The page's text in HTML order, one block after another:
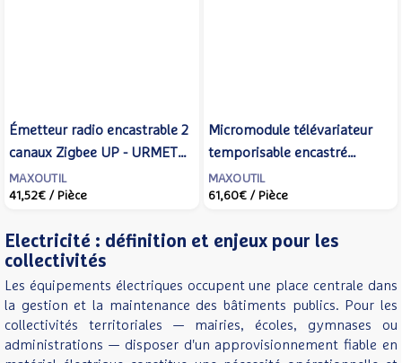
Émetteur radio encastrable 2
canaux Zigbee UP - URMET
YOKIS - E2BP-UP
MAXOUTIL
41,52€ / Pièce
Micromodule télévariateur
temporisable encastré
Zigbee UP 300W - URMET
YOKIS - MTV300E-UP
MAXOUTIL
61,60€ / Pièce
Electricité : définition et enjeux pour les
collectivités
Les équipements électriques occupent une place centrale dans
la gestion et la maintenance des bâtiments publics. Pour les
collectivités territoriales — mairies, écoles, gymnases ou
administrations — disposer d'un approvisionnement fiable en